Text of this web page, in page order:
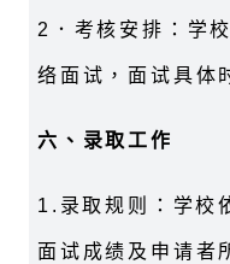
2．考核安排：学
络面试，面试具体
六、录取工作
1.录取规则：学校
面试成绩及申请者